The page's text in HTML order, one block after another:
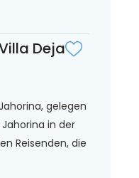
Deja
gelegen
in der
Reisenden, die